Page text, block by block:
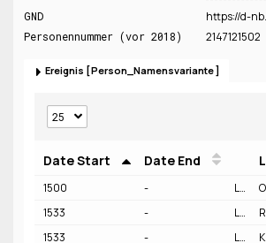
GND https://d-
Personennummer (vor 2018) 2147121502
Ereignis Person_Namensvariante
Date Start Date End
1500 - Location
1533
- Location
1533
- Location